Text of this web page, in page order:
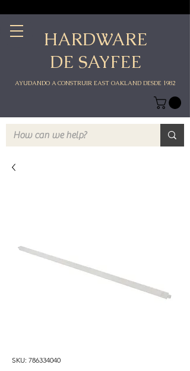
HARDWARE
DE SAYFEE
AYUDANDO A CONSTRUIR EAST OAKLAND DESDE 1982
SKU: 786334040